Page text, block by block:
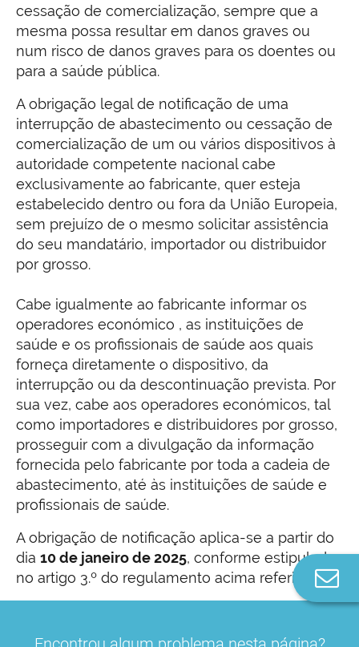
cessação de comercialização, sempre que a
mesma possa resultar em danos graves ou
num risco de danos graves para os doentes ou
para a saúde pública.
A obrigação legal de notificação de uma
interrupção de abastecimento ou cessação de
comercialização de um ou vários dispositivos à
autoridade competente nacional cabe
exclusivamente ao fabricante, quer esteja
estabelecido dentro ou fora da União Europeia,
sem prejuízo de o mesmo solicitar assistência
do seu mandatário, importador ou distribuidor
por grosso.
Cabe igualmente ao fabricante informar os
operadores económico , as instituições de
saúde e os profissionais de saúde aos quais
forneça diretamente o dispositivo, da
interrupção ou da descontinuação prevista. Por
sua vez, cabe aos operadores económicos, tal
como importadores e distribuidores por grosso,
prosseguir com a divulgação da informação
fornecida pelo fabricante por toda a cadeia de
abastecimento, até às instituições de saúde e
profissionais de saúde.
A obrigação de notificação aplica-se a partir do
dia 10 de janeiro de 2025, conforme estipulado
no artigo 3.º do regulamento acima referido.